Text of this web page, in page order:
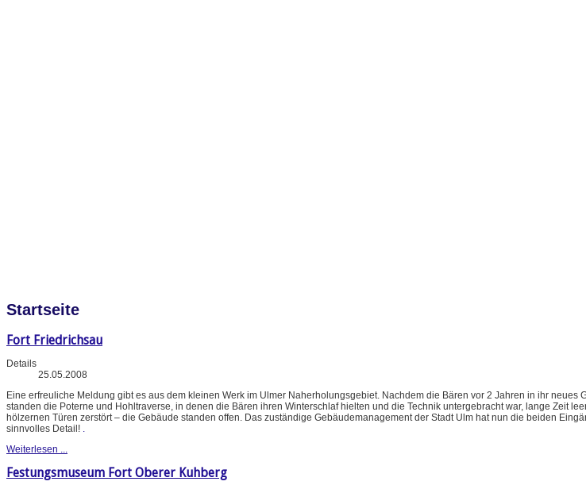
Startseite
Fort Friedrichsau
Details
25.05.2008
Eine erfreuliche Meldung gibt es aus dem kleinen Werk im Ulmer Naherholungsgebiet. Nachdem die Bären vor 2 Jahren in ihr neues
standen die Poterne und Hohltraverse, in denen die Bären ihren Winterschlaf hielten und die Technik untergebracht war, lange Zeit
hölzernen Türen zerstört – die Gebäude standen offen. Das zuständige Gebäudemanagement der Stadt Ulm hat nun die beiden
sinnvolles Detail! .
Weiterlesen ...
Festungsmuseum Fort Oberer Kuhberg